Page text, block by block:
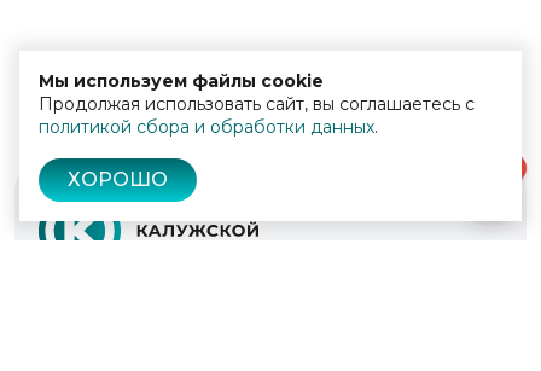
Мы используем файлы cookie
Продолжая использовать сайт, вы соглашаетесь с
политикой сбора и обработки данных.
ХОРОШО